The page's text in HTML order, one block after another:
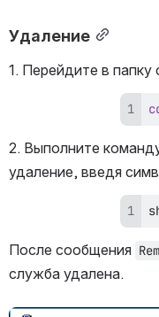
Удаление
1. Перейдите в
2. Выполните
удаление, введя
После сообщения
служба удалена.